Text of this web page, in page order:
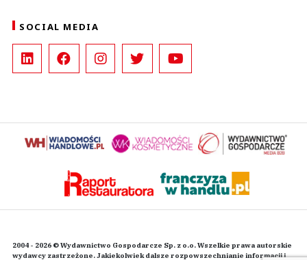
SOCIAL MEDIA
2004 - 2026 © Wydawnictwo Gospodarcze Sp. z o.o. Wszelkie prawa autorskie
wydawcy zastrzeżone. Jakiekolwiek dalsze rozpowszechnianie informacji i